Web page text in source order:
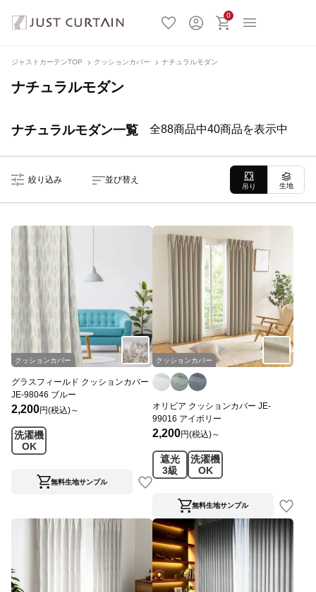
0
ジャストカーテンTOP クッションカバー ナチュラルモダン
ナチュラルモダン
ナチュラルモダン一覧 全88商品中40商品を表示中
絞り込み 並び替え
吊り 生地
クッションカバー
グラスフィールド クッションカバー
JE-98046 ブルー
2,200円(税込)～
洗濯機
OK
無料生地サンプル
クッションカバー
オリビア クッションカバー JE-
99016 アイボリー
2,200円(税込)～
遮光
3級
洗濯機
OK
無料生地サンプル